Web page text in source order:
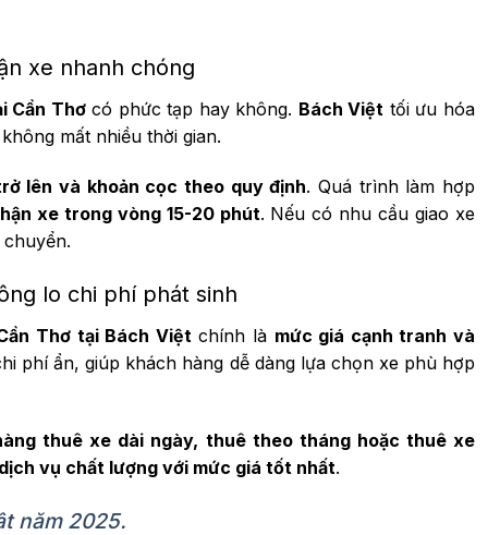
xe nhanh chóng
Cần Thơcó phức tạp hay không. Bách Việt tối ưu hóa
mất nhiều thời gian.
lên và khoản cọc theo quy định. Quá trình làm hợp
xe trong vòng 15-20 phút. Nếu có nhu cầu giao xe
lo chi phí phát sinh
Thơ tại Bách Việtchính là mức giá cạnh tranh và
phí ẩn, giúp khách hàng dễ dàng lựa chọn xe phù hợp
thuê xe dài ngày, thuê theo tháng hoặc thuê xe
vụ chất lượng với mức giá tốt nhất.
năm 2025.